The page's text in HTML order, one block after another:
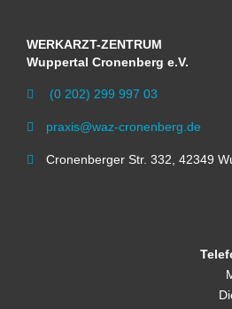
WERKARZT-ZENTRUM
Wuppertal Cronenberg e.V.
 (0 202) 299 997 03
 praxis@waz-cronenberg.de
 Cronenberger Str. 332, 42349